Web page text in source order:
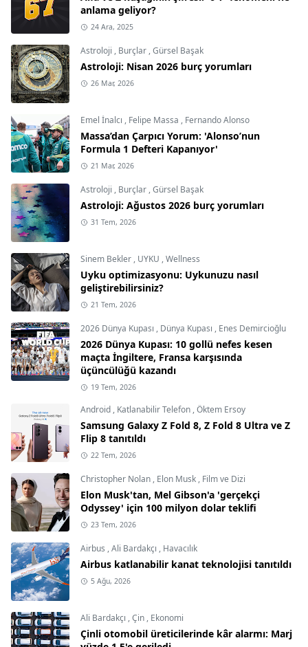
anlama geliyor?
24 Ara, 2025
Astroloji , Burçlar ,Gürsel Başak
Astroloji: Nisan 2026 burç yorumları
26 Mar, 2026
Emel İnalcı , Felipe Massa , Fernando Alonso
Massa’dan Çarpıcı Yorum: 'Alonso’nun
Formula 1 Defteri Kapanıyor'
21 Mar, 2026
Astroloji , Burçlar ,Gürsel Başak
Astroloji: Ağustos 2026 burç yorumları
31 Tem, 2026
Sinem Bekler , UYKU ,Wellness
Uyku optimizasyonu: Uykunuzu nasıl
geliştirebilirsiniz?
21 Tem, 2026
2026 Dünya Kupası , Dünya Kupası , Enes Demircioğlu
2026 Dünya Kupası: 10 gollü nefes kesen
maçta İngiltere, Fransa karşısında
üçüncülüğü kazandı
19 Tem, 2026
Android , Katlanabilir Telefon ,Öktem Ersoy
Samsung Galaxy Z Fold 8, Z Fold 8 Ultra ve Z
Flip 8 tanıtıldı
22 Tem, 2026
Christopher Nolan , Elon Musk , Film ve Dizi
Elon Musk'tan, Mel Gibson'a 'gerçekçi
Odyssey' için 100 milyon dolar teklifi
23 Tem, 2026
Airbus ,Ali Bardakçı , Havacılık
Airbus katlanabilir kanat teknolojisi tanıtıldı
5 Ağu, 2026
Ali Bardakçı ,Çin , Ekonomi
Çinli otomobil üreticilerinde kâr alarmı: Marj